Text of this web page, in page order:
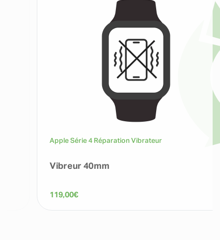
Apple Série 4 Réparation Vibrateur
Vibreur 40mm
119,00 €